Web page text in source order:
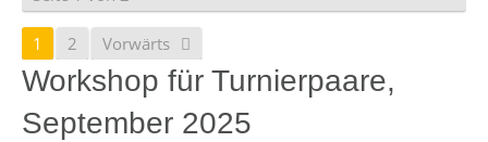
1 2 Vorwärts
Workshop für Turnierpaare,
September 2025